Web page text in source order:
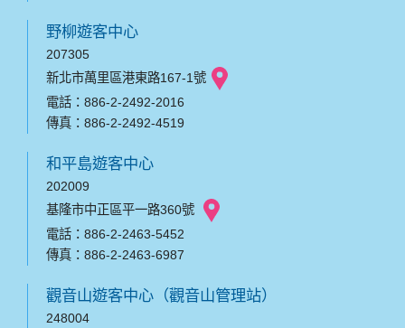
野柳遊客中心
207305
新北市萬里區港東路167-1號
電話：886-2-2492-2016
傳真：886-2-2492-4519
和平島遊客中心
202009
基隆市中正區平一路360號
電話：886-2-2463-5452
傳真：886-2-2463-6987
觀音山遊客中心（觀音山管理站）
248004